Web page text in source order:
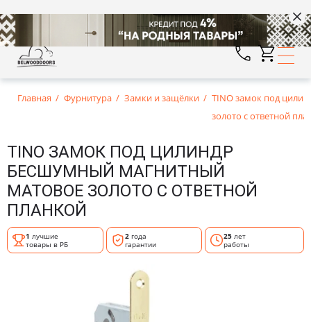
Главная Фурнитура Замки и защёлки
TINO замок под
золото с ответной
TINO ЗАМОК ПОД ЦИЛИНДР
БЕСШУМНЫЙ МАГНИТНЫЙ
МАТОВОЕ ЗОЛОТО С ОТВЕТНОЙ
ПЛАНКОЙ
1 лучшие
товары в РБ
2года
гарантии
25 лет
работы